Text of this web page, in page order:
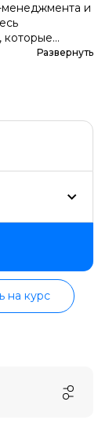
и
которые
А если
выбор
Развернуть
на курс